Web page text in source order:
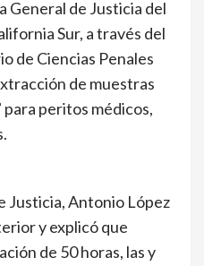
General de Justicia del
Sur, a través del
de Ciencias Penales
de muestras
peritos médicos,
Justicia, Antonio López
y explicó que
de 50 horas, las y